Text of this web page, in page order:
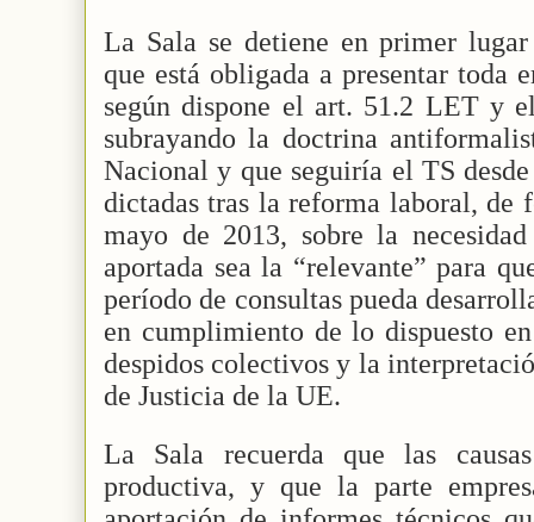
La Sala se detiene en primer
que está obligada a presentar toda
según dispone el art. 51.2 LET y
subrayando la doctrina
Nacional y que seguiría el TS
dictadas tras la reforma laboral, de
mayo de 2013, sobre la
aportada sea la “relevante” para
período de consultas pueda
en cumplimiento de lo dispuesto
despidos colectivos y la
de Justicia de la UE.
La Sala recuerda que las
productiva, y que la parte